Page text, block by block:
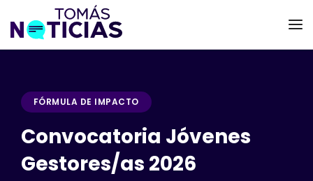
FÓRMULA DE IMPACTO
Convocatoria Jóvenes
Gestores/as 2026